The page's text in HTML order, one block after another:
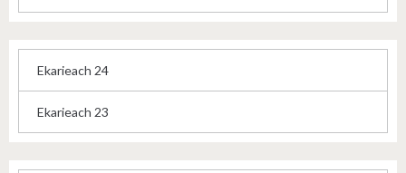
Ekarieach 24
Ekarieach 23